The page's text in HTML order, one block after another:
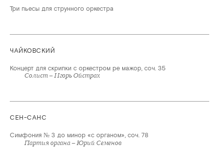
Три пьесы для струнного оркестра
ЧАЙКОВСКИЙ
Концерт для скрипки с оркестром ре мажор, соч. 35
Солист – Игорь Ойстрах
СЕН-САНС
Симфония № 3 до минор «с органом», соч. 78
Партия органа – Юрий Семенов